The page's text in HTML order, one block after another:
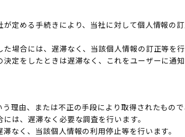
定める手続きにより、当社に対して個人情報の
場合には、遅滞なく、当該個人情報の訂正等を行
定をしたときは遅滞なく、これをユーザーに通知
理由、または不正の手段により取得されたもので
は、遅滞なく必要な調査を行います。
なく、当該個人情報の利用停止等を行います。